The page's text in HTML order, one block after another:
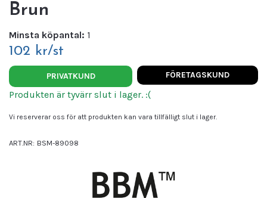
Brun
Minsta köpantal: 1
102 kr/st
PRIVATKUND FÖRETAGSKUND
Produkten är tyvärr slut i lager. :(
Vi reserverar oss för att produkten kan vara tillfälligt slut i lager.
ART.NR: BSM-89098